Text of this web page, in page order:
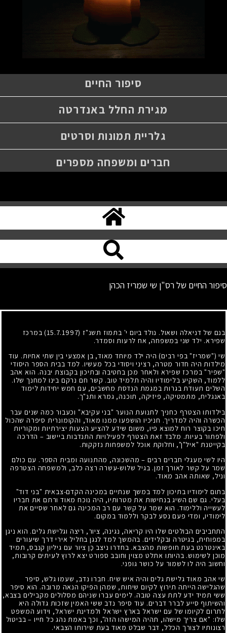
סיפור החיים
מגירת החלל באנדרטה
גלריית תמונות וסרטים
חברים ומשפחה מספרים
סיפור החיים של רס"ן שי שמריז הכהן
בנם של דניאלה ושאול. נולד ביום י' בתמוז תשנ"ז (15.7.1997) במרכז
שפירא. ילד שני במשפחה, אח לרעות וסמדר.
שי ("שמריז" בפי רבים) היה ילד מיוחד מאוד, בן אמצעי בין שתי אחיות. עוד
מילדות היה חדור מטרה, רציני ויסודי בכל מעשיו. למד בבית הספר היסודי
"שפיר" במרכז שפירא ולאחר מכן בחטיבה ובתיכון בקבוצת יבנה. הוא אהב
ללמוד, השקיע בלימודיו והיה תלמיד טוב. קשר חם נרקם בינו למחנך שלו.
השלים תעודת בגרות במגמת הנדסת מחשבים, עם חמש יחידות לימוד
באנגלית, מתמטיקה, פיזיקה, תוכנה, גמרא ותנ"ך.
בילדותו הצטרף כחניך לתנועת הנוער "בני עקיבא" וכעבור כמה שנים עבר
הכשרה והיה למדריך. חניכיו הושפעו ממנו מאוד, והקומונרית סיפרה שהכול
חיכו בקוצר רוח למוצא פיו, משום שידע להציע הצעות יצירתיות ומקוריות
ולפתור בעיות. מלבד זאת הצטרף לפעילויות התנדבות ביישוב – הדרכה
בקייטנת "איל"ן", וחלוקת אוכל למשפחות נזקקות.
היו לשי מעגלי חברים רבים – מהשכונה, מהתנועה ומבית הספר. עם כולם
שמר על קשר לאורך זמן. בגיל שלוש-עשרה רצה כלב, ולמשפחה הצטרפה
וניל, שאותה אהב מאוד.
בתום לימודיו בתיכון למד במשך שנתיים במכינה הקדם-צבאית "בני דוד"
בעלי. גם שם השיג בנחישות את מטרותיו, היה נוכח מאוד ורתם את חבריו
לעשייה וללימוד. הוא שמר על קשר עם רב המכינה גם לאחר שסיים את
לימודיו, ומדי פעם נסע לבקר וללמוד במקום.
התחביבים הבולטים שלו היו קריאה, נגינה, ציור, ריצה וגלישת גלים. הוא ניגן
במפוחית, בגיטרה ובקלידים. בהמשך למד לנגן בחליל אירי דרך שיעורים
באינטרנט בעת חופשות מהצבא. בחדרו ניצב כַּן ציור עם גיליון קנבס, תמיד
מוכן לשימוש. בהיותו אתלט מצוין וחובב ספורט יצא לרוץ לעיתים קרובות,
וחשוב היה לו לשמור על כושר גופני.
שי אהב מאוד גלישת גלים והיה איש שיח. חברו נדב, שעמו גלש, סיפר
שהגלישה הייתה תירוץ לקיום שיחות, שמהן הפיקו הנאה מרובה. הוא סיפר
ששי תמיד ידע לתת עצה טובה. לימים עברו שניהם מסלולים מקבילים בצבא,
והשיתוף סייע לברר דברים. עוד סיפר נדב ששי האמין שזכות גדולה היא
לתרום לקיומו של עם ישראל בארץ ישראל ולמדינת ישראל, וידוע המשפט
שלו: "אם צריך מישהו, תהיה המישהו הזה", וכך באמת נהג כל חייו – בביטול
רצונותיו לצורך הכלל, דבר שבלט מאוד בעת שירותו הצבאי.